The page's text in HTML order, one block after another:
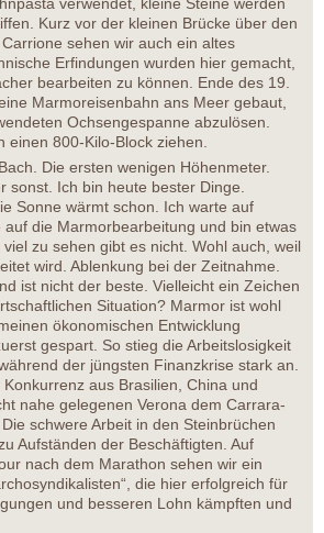
Kurz vor der kleinen Brücke über den
sehen wir auch ein altes
Erfindungen wurden hier gemacht,
bearbeiten zu können. Ende des 19.
Marmoreisenbahn ans Meer gebaut,
Ochsengespanne abzulösen.
einen 800-Kilo-Block ziehen.
Die ersten wenigen Höhenmeter.
sonst. Ich bin heute bester Dinge.
Sonne wärmt schon. Ich warte auf
auf die Marmorbearbeitung und bin etwas
zu sehen gibt es nicht. Wohl auch, weil
wird. Ablenkung bei der Zeitnahme.
ist nicht der beste. Vielleicht ein Zeichen
Situation? Marmor ist wohl
ökonomischen Entwicklung
gespart. So stieg die Arbeitslosigkeit
der jüngsten Finanzkrise stark an.
aus Brasilien, China und
nahe gelegenen Verona dem Carrara-
schwere Arbeit in den Steinbrüchen
Aufständen der Beschäftigten. Auf
nach dem Marathon sehen wir ein
die hier erfolgreich für
und besseren Lohn kämpften und